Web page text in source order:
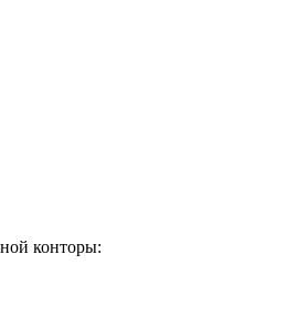
конторы: